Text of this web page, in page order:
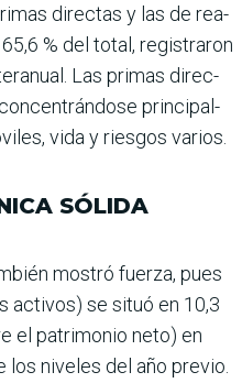
directas y las de rea­
% del total, registraron
Las primas direc­
principal­
vida y riesgos varios.
SÓLIDA
mostró fuerza, pues
activos) se situó en 10,3
el patrimonio neto) en
los nive­les del año previo.